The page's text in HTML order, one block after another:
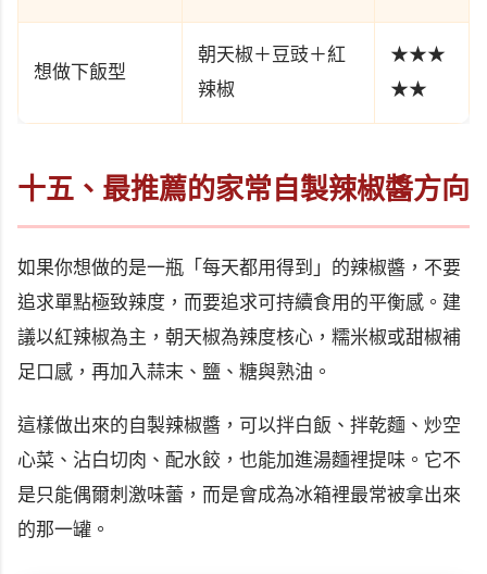
想做下飯型
朝天椒＋豆豉＋紅
辣椒
★★★
★★
十五、最推薦的家常自製辣椒醬方向
如果你想做的是一瓶「每天都用得到」的辣椒醬，不要
追求單點極致辣度，而要追求可持續食用的平衡感。建
議以紅辣椒為主，朝天椒為辣度核心，糯米椒或甜椒補
足口感，再加入蒜末、鹽、糖與熟油。
這樣做出來的自製辣椒醬，可以拌白飯、拌乾麵、炒空
心菜、沾白切肉、配水餃，也能加進湯麵裡提味。它不
是只能偶爾刺激味蕾，而是會成為冰箱裡最常被拿出來
的那一罐。